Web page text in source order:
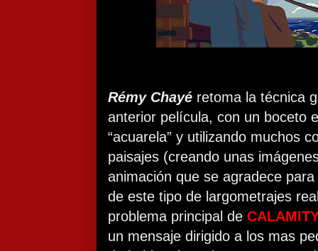
Rémy Chayé retoma la técnica
anterior película, con un boceto
“acuarela” y utilizando muchos
paisajes (creando unas
animación que se agradece
de este tipo de largometrajes
problema principal de
un mensaje dirigido a los mas